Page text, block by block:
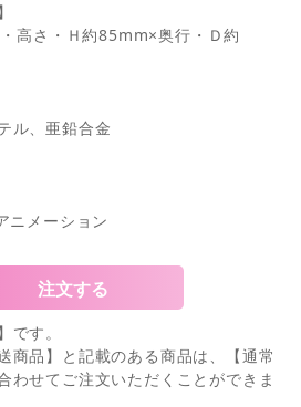
高さ・Ｈ約85mm×奥行・Ｄ約
ル、亜鉛合金
ニメーション
です。
商品】と記載のある商品は、【通常
わせてご注文いただくことができま